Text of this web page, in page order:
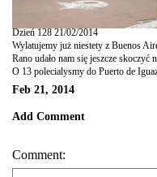
Dzień 128 21/02/2014
Feb 21, 2014
Add Comment
Comment: